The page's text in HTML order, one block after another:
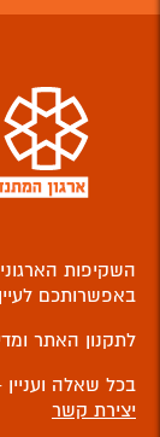
השקיפות
באפשרותכם לעיין
לתקנון האתר
בכל שאלה
יצירת קשר